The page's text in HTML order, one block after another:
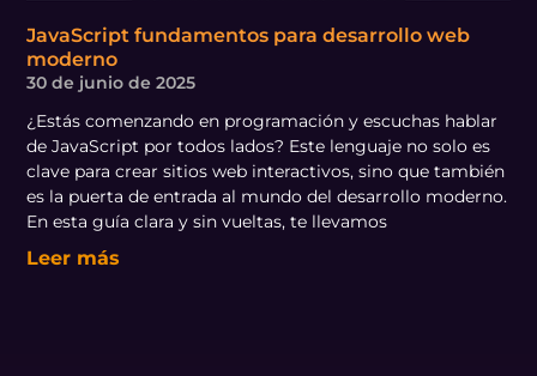
JavaScript fundamentos para desarrollo web
moderno
30 de junio de 2025
¿Estás comenzando en programación y escuchas hablar
de JavaScript por todos lados? Este lenguaje no solo es
clave para crear sitios web interactivos, sino que también
es la puerta de entrada al mundo del desarrollo moderno.
En esta guía clara y sin vueltas, te llevamos
Leer más